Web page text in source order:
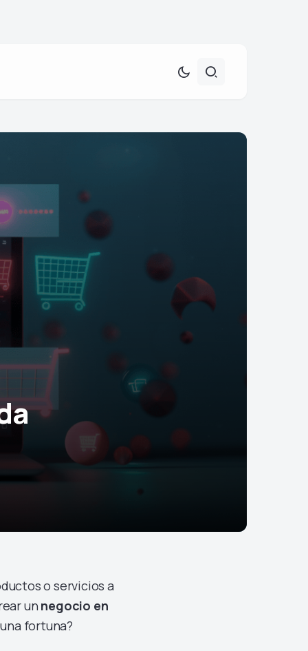
o servicios a
un negocio en
fortuna?